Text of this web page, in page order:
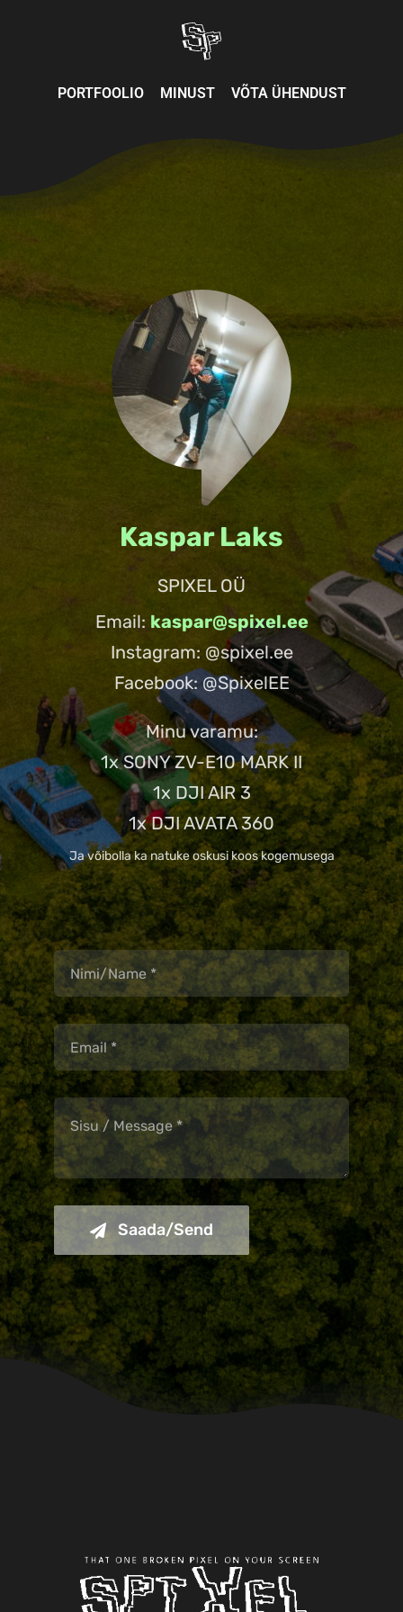
PORTFOOLIO MINUST VÕTA ÜHENDUST
Kaspar Laks
SPIXEL OÜ
Email: kaspar@spixel.ee
Instagram: @spixel.ee
Facebook: @SpixelEE
Minu varamu:
1x SONY ZV-E10 MARK II
1x DJI AIR 3
1x DJI AVATA 360
Ja võibolla ka natuke oskusi koos kogemusega
Saada/Send